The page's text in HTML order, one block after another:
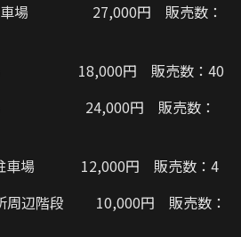
駐車場 27,000円 販売数：
場 18,000円 販売数：40
場 24,000円 販売数：
駐車場 12,000円 販売数：4
周辺階段 10,000円 販売数：